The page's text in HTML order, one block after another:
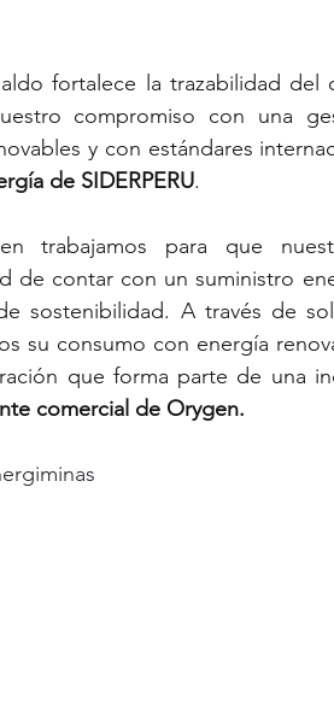
fortalece la trazabilidad del
compromiso con una
y con estándares
de SIDERPERU.
trabajamos para que
de contar con un suministro
sostenibilidad. A través de
su consumo con energía
que forma parte de una
comercial de Orygen.